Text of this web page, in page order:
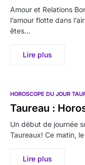
Amour et Relations
l’amour flotte dans
êtes…
Lire plus
HOROSCOPE DU JOUR
Taureau :
Un début de journée
Taureaux! Ce matin,
Lire plus